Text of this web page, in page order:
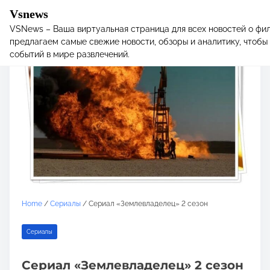
Vsnews
VSNews – Ваша виртуальная страница для всех новостей о
предлагаем самые свежие новости, обзоры и аналитику,
событий в мире развлечений.
Home / Сериалы / Сериал «Землевладелец» 2 сезон
Сериалы
Сериал «Землевладелец» 2 сезон